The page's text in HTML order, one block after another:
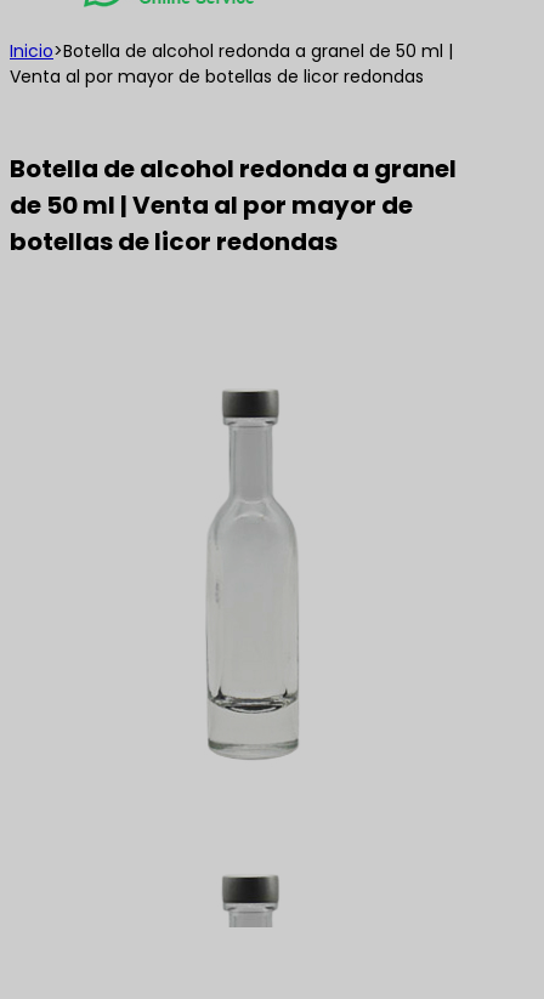
Inicio>Botella de alcohol redonda a granel de 50 ml |
Venta al por mayor de botellas de licor redondas
Botella de alcohol redonda a granel
de 50 ml | Venta al por mayor de
botellas de licor redondas